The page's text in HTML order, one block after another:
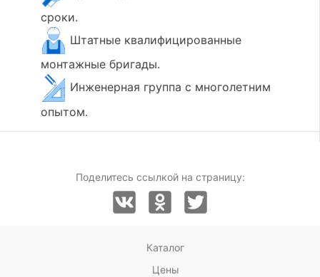
сроки.
Штатные квалифицированные
монтажные бригады.
Инженерная группа с многолетним
опытом.
Поделитесь ссылкой на страницу:
Каталог
Цены